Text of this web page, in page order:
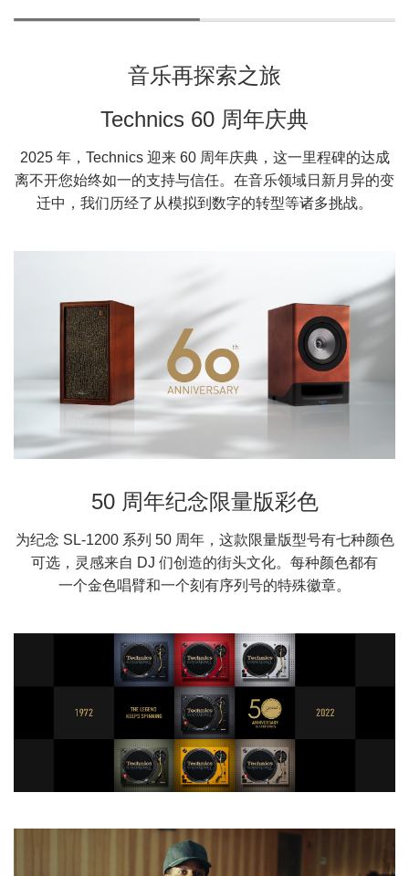
音乐再探索之旅
Technics 60 周年庆典
2025 年，Technics 迎来 60 周年庆典，这一里程碑的达成
离不开您始终如一的支持与信任。在音乐领域日新月异的变
迁中，我们历经了从模拟到数字的转型等诸多挑战。
50 周年纪念限量版彩色
为纪念 SL-1200 系列 50 周年，这款限量版型号有七种颜色
可选，灵感来自 DJ 们创造的街头文化。每种颜色都有
一个金色唱臂和一个刻有序列号的特殊徽章。